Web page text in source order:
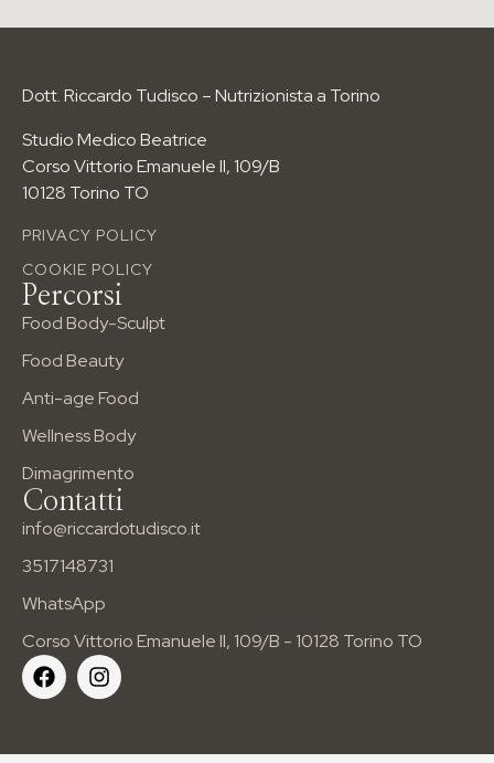
Dott. Riccardo Tudisco – Nutrizionista a Torino
Studio Medico Beatrice
Corso Vittorio Emanuele II, 109/B
10128 Torino TO
PRIVACY POLICY
COOKIE POLICY
Percorsi
Food Body-Sculpt
Food Beauty
Anti-age Food
Wellness Body
Dimagrimento
Contatti
info@riccardotudisco.it
3517148731
WhatsApp
Corso Vittorio Emanuele II, 109/B - 10128 Torino TO
Food Boody Sculp
Wellness Body
Per età
Per sport
info@riccardotudisco.it
Tel: 3517148731
Corso Vittorio Emanuele II, 109/B